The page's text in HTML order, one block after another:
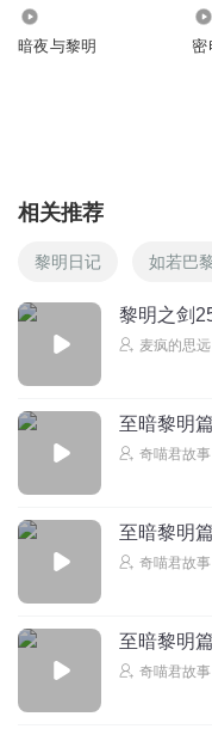
暗夜与黎明 密
相关推荐
黎明日记 如若巴
黎明之剑
麦疯的思远
至暗黎明
奇喵君故事
至暗黎明
奇喵君故事
至暗黎明
奇喵君故事